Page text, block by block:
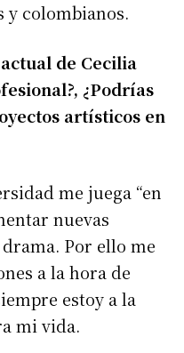
y colombianos.
de Cecilia
¿Podrías
artísticos en
me juega “en
nuevas
Por ello me
a la hora de
estoy a la
mi vida.